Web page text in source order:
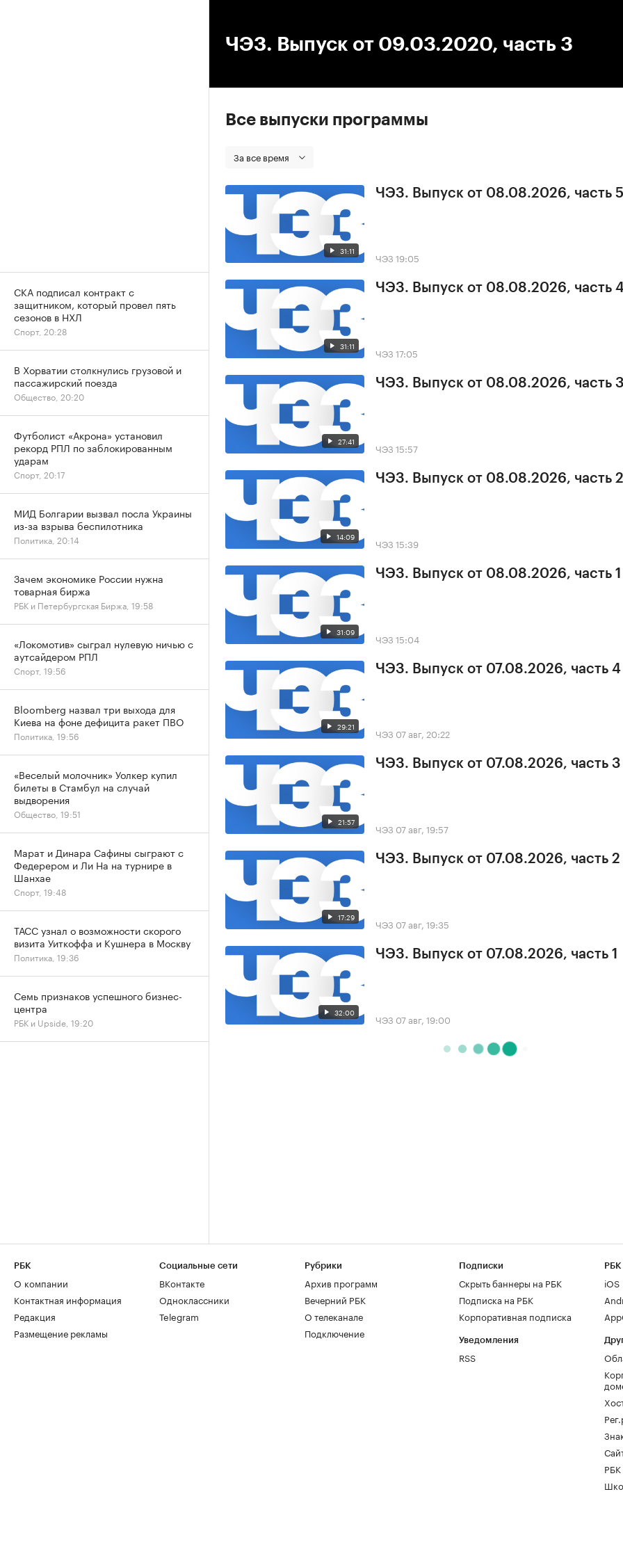
ЧЭЗ. Выпуск от 09.03.2020, часть 3
Все выпуски программы
За все время
31:11
ЧЭЗ. Выпуск от 08.08.2026, часть 5
ЧЭЗ 19:05
31:11
ЧЭЗ. Выпуск от 08.08.2026, часть
ЧЭЗ 17:05
27:41
ЧЭЗ. Выпуск от 08.08.2026, часть
ЧЭЗ 15:57
14:09
ЧЭЗ. Выпуск от 08.08.2026, часть 2
ЧЭЗ 15:39
31:09
ЧЭЗ. Выпуск от 08.08.2026, часть 1
ЧЭЗ 15:04
29:21
ЧЭЗ. Выпуск от 07.08.2026, часть 4
ЧЭЗ 07 авг, 20:22
21:57
ЧЭЗ. Выпуск от 07.08.2026, часть 3
ЧЭЗ 07 авг, 19:57
17:29
ЧЭЗ. Выпуск от 07.08.2026, часть 2
ЧЭЗ 07 авг, 19:35
32:00
ЧЭЗ. Выпуск от 07.08.2026, часть 1
ЧЭЗ 07 авг, 19:00
СКА подписал контракт с
защитником, который провел пять
сезонов в НХЛ
Спорт, 20:28
В Хорватии столкнулись грузовой и
пассажирский поезда
Общество, 20:20
Футболист «Акрона» установил
рекорд РПЛ по заблокированным
ударам
Спорт, 20:17
МИД Болгарии вызвал посла Украины
из-за взрыва беспилотника
Политика, 20:14
Зачем экономике России нужна
товарная биржа
РБК и Петербургская Биржа, 19:58
«Локомотив» сыграл нулевую ничью с
аутсайдером РПЛ
Спорт, 19:56
Bloomberg назвал три выхода для
Киева на фоне дефицита ракет ПВО
Политика, 19:56
«Веселый молочник» Уолкер купил
билеты в Стамбул на случай
выдворения
Общество, 19:51
Марат и Динара Сафины сыграют с
Федерером и Ли На на турнире в
Шанхае
Спорт, 19:48
ТАСС узнал о возможности скорого
визита Уиткоффа и Кушнера в Москву
Политика, 19:36
Семь признаков успешного бизнес-
центра
РБК и Upside, 19:20
РБК
О компании
Контактная информация
Редакция
Размещение рекламы
Социальные сети
ВКонтакте
Одноклассники
Telegram
Рубрики
Архив программ
Вечерний РБК
О телеканале
Подключение
Подписки
Скрыть баннеры на РБК
Подписка на РБК
Корпоративная подписка
Уведомления
RSS
РБК
iOS